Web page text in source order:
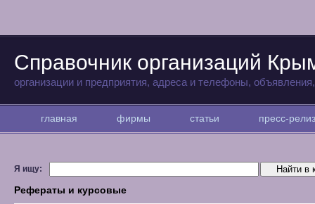
Справочник организаций
организации и предприятия, адреса и телефоны,
главная фирмы статьи пресс-
Я ищу:
Рефераты и курсовые